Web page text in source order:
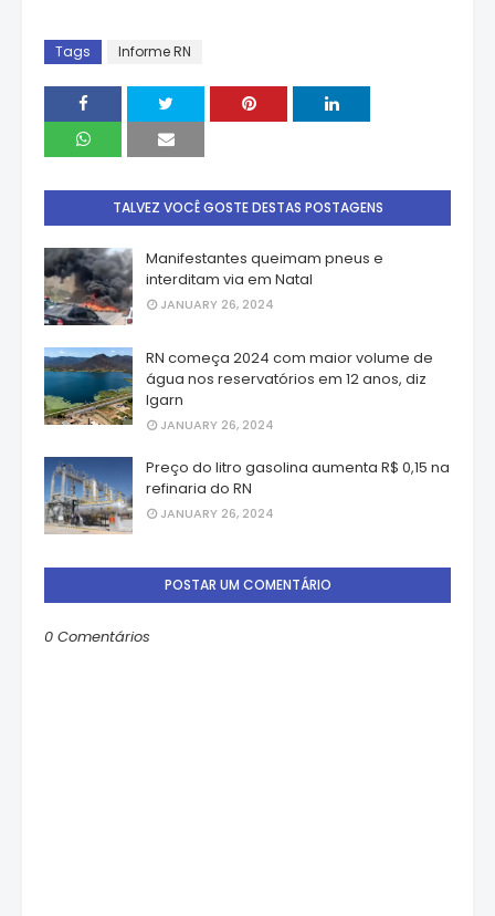
Tags Informe RN
TALVEZ VOCÊ GOSTE DESTAS POSTAGENS
Manifestantes queimam pneus e
interditam via em Natal
JANUARY 26, 2024
RN começa 2024 com maior volume de
água nos reservatórios em 12 anos, diz
Igarn
JANUARY 26, 2024
Preço do litro gasolina aumenta R$ 0,15 na
refinaria do RN
JANUARY 26, 2024
POSTAR UM COMENTÁRIO
0 Comentários